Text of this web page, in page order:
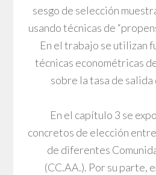
sesgo de selección
usando técnicas de
En el trabajo se utilizan
técnicas econométricas
sobre la tasa de
En el capítulo 3 se
concretos de elección
de diferentes
(CC.AA.). Por su parte,